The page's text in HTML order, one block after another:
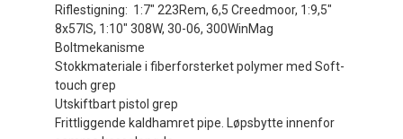
Riflestigning: 1:7" 223Rem, 6,5 Creedmoor, 1:9,5"
8x57IS, 1:10" 308W, 30-06, 300WinMag
Boltmekanisme
Stokkmateriale i fiberforsterket polymer med Soft-
touch grep
Utskiftbart pistol grep
Frittliggende kaldhamret pipe. Løpsbytte innenfor